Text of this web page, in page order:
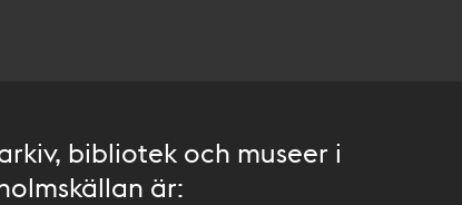
bibliotek och museer i
är: